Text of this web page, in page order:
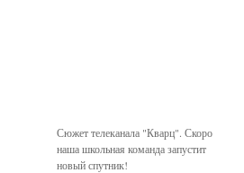
Сюжет телеканала "Кварц". Скоро
наша школьная команда запустит
новый спутник!